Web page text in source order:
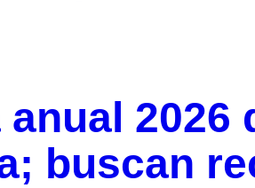
2026
buscan